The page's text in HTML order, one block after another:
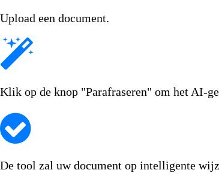
Upload een document.
Klik op de knop "Parafraseren" om het AI-
De tool zal uw document op intelligente